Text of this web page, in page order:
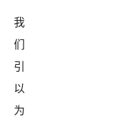
我
们
引
以
为